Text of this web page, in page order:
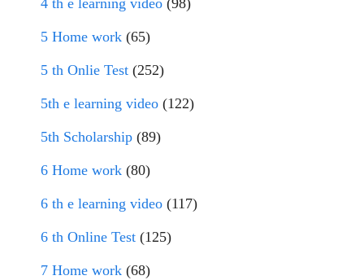
4 th e learning video (98)
5 Home work (65)
5 th Onlie Test (252)
5th e learning video (122)
5th Scholarship (89)
6 Home work (80)
6 th e learning video (117)
6 th Online Test (125)
7 Home work (68)